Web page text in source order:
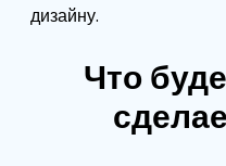
дизайну.
Что